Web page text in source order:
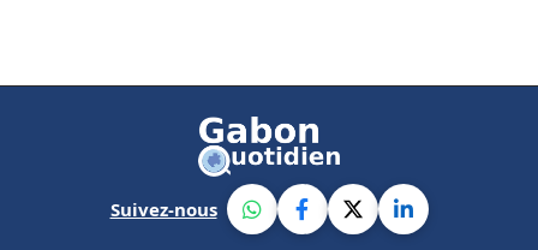
Suivez-nous